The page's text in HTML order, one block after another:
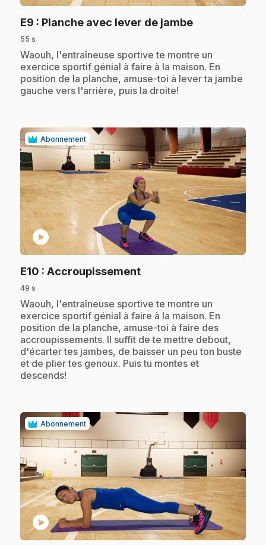
E9 : Planche avec lever de jambe.
55 s
.Waouh, l'entraîneuse sportive te montre un
exercice sportif génial à faire à la maison. En
position de la planche, amuse-toi à lever ta jambe
gauche vers l'arrière, puis la droite!
Abonnement
play_circle
E10 : Accroupissement.
49 s
.Waouh, l'entraîneuse sportive te montre un
exercice sportif génial à faire à la maison. En
position de la planche, amuse-toi à faire des
accroupissements. Il suffit de te mettre debout,
d'écarter tes jambes, de baisser un peu ton buste
et de plier tes genoux. Puis tu montes et
descends!
Abonnement
play_circle